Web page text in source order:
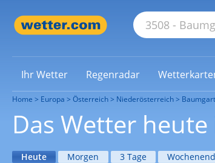
Ihr Wetter Regenradar
Home Europa Österreich Niederösterreich
Das Wetter
Heute Morgen 3 Tage